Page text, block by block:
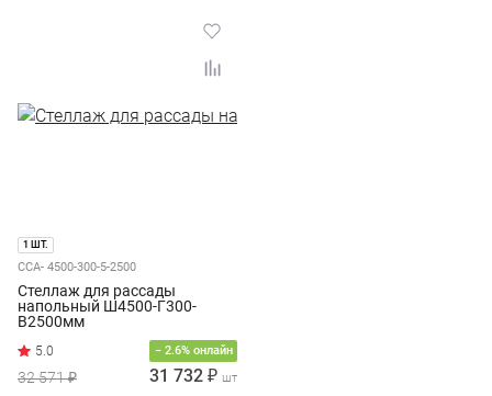
1 ШТ.
ССА- 4500-300-5-2500
Стеллаж для рассады
напольный Ш4500-Г300-
В2500мм
− 2.6% онлайн
32 571 ₽ 31 732 ₽ шт